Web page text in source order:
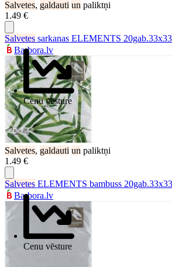
Salvetes, galdauti un paliktņi
1.49 €
Cenu vēsture
Salvetes sarkanas ELEMENTS
Barbora.lv
Salvetes, galdauti un paliktņi
1.49 €
Cenu vēsture
Salvetes ELEMENTS bambuss
Barbora.lv